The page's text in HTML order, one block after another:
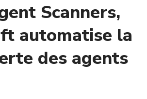
Scanners,
automatise la
des agents